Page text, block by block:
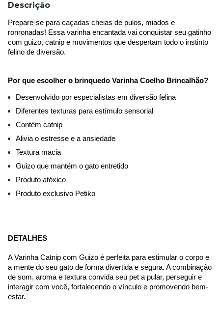
Descrição
Prepare-se para caçadas cheias de pulos, miados e
ronronadas! Essa varinha encantada vai conquistar seu gatinho
com guizo, catnip e movimentos que despertam todo o instinto
felino de diversão.
Por que escolher o brinquedo Varinha Coelho Brincalhão?
Desenvolvido por especialistas em diversão felina
Diferentes texturas para estímulo sensorial
Contém catnip
Alivia o estresse e a ansiedade
Textura macia
Guizo que mantém o gato entretido
Produto atóxico
Produto exclusivo Petiko
DETALHES
A Varinha Catnip com Guizo é perfeita para estimular o corpo e
a mente do seu gato de forma divertida e segura. A combinação
de som, aroma e textura convida seu pet a pular, perseguir e
interagir com você, fortalecendo o vínculo e promovendo bem-
estar.